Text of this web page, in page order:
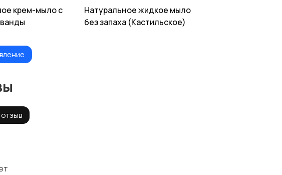
крем-мыло с
Натуральное жидкое мыло
без запаха (Кастильское)